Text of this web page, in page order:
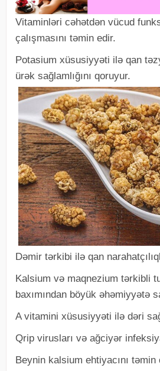
Vitaminləri cəhətdən vücud
çalışmasını təmin edir.
Potasium xüsusiyyəti ilə qan
ürək sağlamlığını qoruyur.
Dəmir tərkibi ilə qan
Kalsium və maqnezium tərkibli
baxımından böyük əhəmiyyətə
A vitamini xüsusiyyəti ilə dəri
Qrip virusları və ağciyər
Beynin kalsium ehtiyacını təmin